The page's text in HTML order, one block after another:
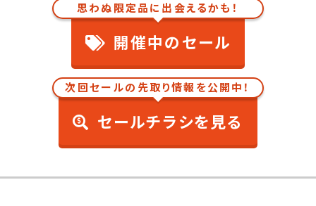
思わぬ限定品に出会えるかも！
開催中のセール
次回セールの先取り情報を公開中！
セールチラシを見る